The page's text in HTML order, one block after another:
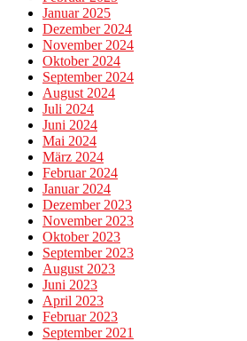
Januar 2025
Dezember 2024
November 2024
Oktober 2024
September 2024
August 2024
Juli 2024
Juni 2024
Mai 2024
März 2024
Februar 2024
Januar 2024
Dezember 2023
November 2023
Oktober 2023
September 2023
August 2023
Juni 2023
April 2023
Februar 2023
September 2021